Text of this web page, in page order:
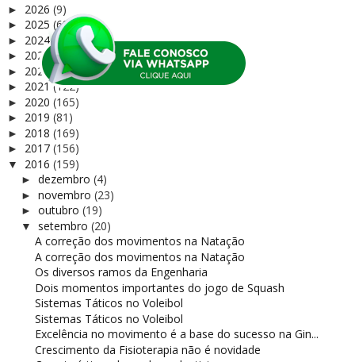
► 2026 (9)
► 2025 (68)
► 2024(72)
► 2023(75)
► 2022(37)
► 2021(122)
► 2020 (165)
► 2019 (81)
► 2018 (169)
► 2017 (156)
▼ 2016 (159)
► dezembro (4)
► novembro (23)
► outubro (19)
▼ setembro (20)
A correção dos movimentos na Natação
A correção dos movimentos na Natação
Os diversos ramos da Engenharia
Dois momentos importantes do jogo de Squash
Sistemas Táticos no Voleibol
Sistemas Táticos no Voleibol
Excelência no movimento é a base do sucesso na Gin...
Crescimento da Fisioterapia não é novidade